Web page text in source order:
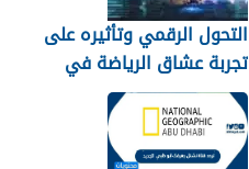
التحول الرقمي وتأثيره على
تجربة عشاق الرياضة في
الجزائر